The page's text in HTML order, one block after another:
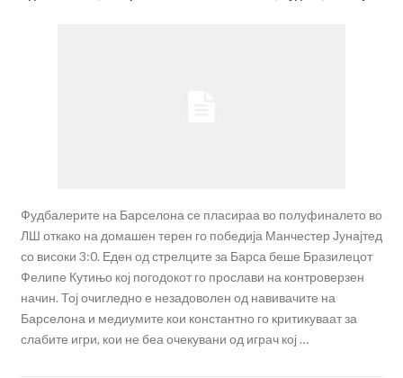
Фудбалерите на Барселона се пласираа во полуфиналето во
ЛШ откако на домашен терен го победија Манчестер Јунајтед
со високи 3:0. Еден од стрелците за Барса беше Бразилецот
Фелипе Кутињо кој погодокот го прослави на контроверзен
начин. Тој очигледно е незадоволен од навивачите на
Барселона и медиумите кои константно го критикуваат за
слабите игри, кои не беа очекувани од играч кој …